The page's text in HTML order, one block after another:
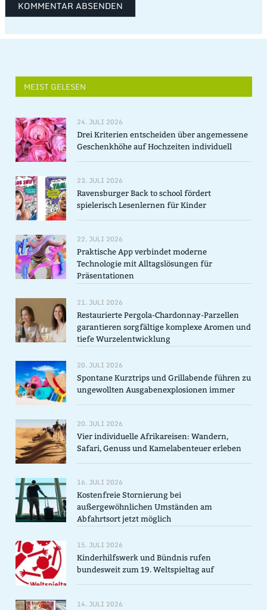
MEIST GELESEN
24. JULI 2026
Drei Kriterien entscheiden über angemessene
Geschenkhöhe auf Hochzeiten individuell
23. JULI 2026
Ravensburger Back to school fördert
spielerisch Lesenlernen für Kinder
22. JULI 2026
Praktische App verbindet moderne
Technologie mit Alltagslösungen für
Präsentationen
21. JULI 2026
Restaurierte Pergola-Chardonnay-Parzellen
garantieren sorgfältige komplexe Aromen und
tiefe Wurzelentwicklung
20. JULI 2026
Spontane Kurztrips und Grillabende führen zu
ungewollten Ausgabenexplosionen immer
20. JULI 2026
Vier individuelle Afrikareisen: Wandern,
Safari, Genuss und Kamelabenteuer erleben
16. JULI 2026
Kostenfreie Stornierung bei
außergewöhnlichen Umständen am
Abfahrtsort jetzt möglich
15. JULI 2026
Kinderhilfswerk und Bündnis rufen
bundesweit zum 19. Weltspieltag auf
14. JULI 2026